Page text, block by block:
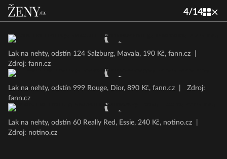
4/14
Lak na nehty, odstín 124 Salzburg, Mavala, 190 Kč, fann.cz
Zdroj: fann.cz
Lak na nehty, odstín 999 Rouge, Dior, 890 Kč, fann.cz
Zdroj:
fann.cz
Lak na nehty, odstín 60 Really Red, Essie, 240 Kč, notino.cz
Zdroj: notino.cz